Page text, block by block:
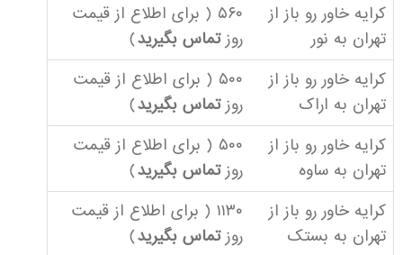
کرایه خاور رو باز از
تهران به نور
۵۶۰ ( برای اطلاع از قیمت
روزتماس بگیرید)
کرایه خاور رو باز از
تهران به اراک
۵۰۰ ( برای اطلاع از قیمت
روزتماس بگیرید)
کرایه خاور رو باز از
تهران به ساوه
۵۰۰ ( برای اطلاع از قیمت
روزتماس بگیرید)
کرایه خاور رو باز از
تهران به بستک
۱۱۳۰ ( برای اطلاع از قیمت
روزتماس بگیرید)